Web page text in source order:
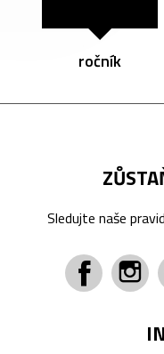
ročník
Sledujte naše